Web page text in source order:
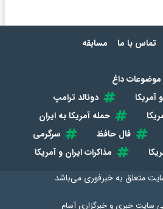
تماس با ما مسابقه
موضوعات داغ
آمریکا
دونالد ترامپ
حمله آمریکا به ایران
فال حافظ
سرگرمی
مذاکرات ایران و آمریکا
متعلق بهخبرفوری می‌باشد
سایت خبری و خبرگزاری آسام